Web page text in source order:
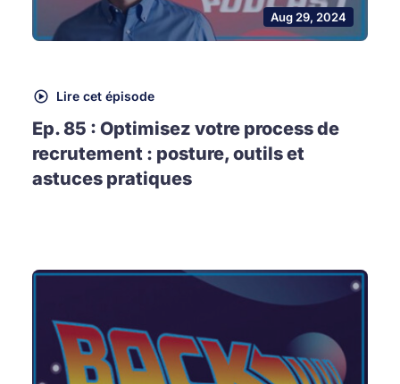
Aug 29, 2024
Lire cet épisode
Ep. 85 : Optimisez votre process de
recrutement : posture, outils et
astuces pratiques